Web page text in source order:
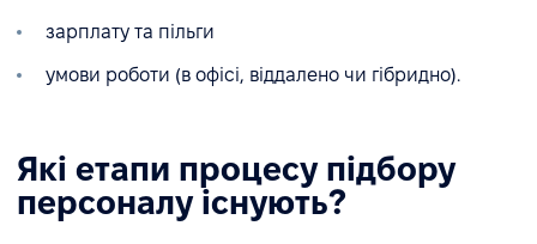
зарплату та пільги
умови роботи (в офісі, віддалено чи гібридно).
Які етапи процесу підбору
персоналу існують?